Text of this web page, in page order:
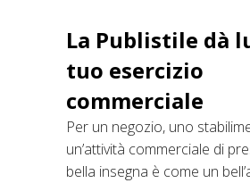
La Publistile dà
tuo esercizio
commerciale
Per un negozio, uno
un’attività commerciale di
bella insegna è come un